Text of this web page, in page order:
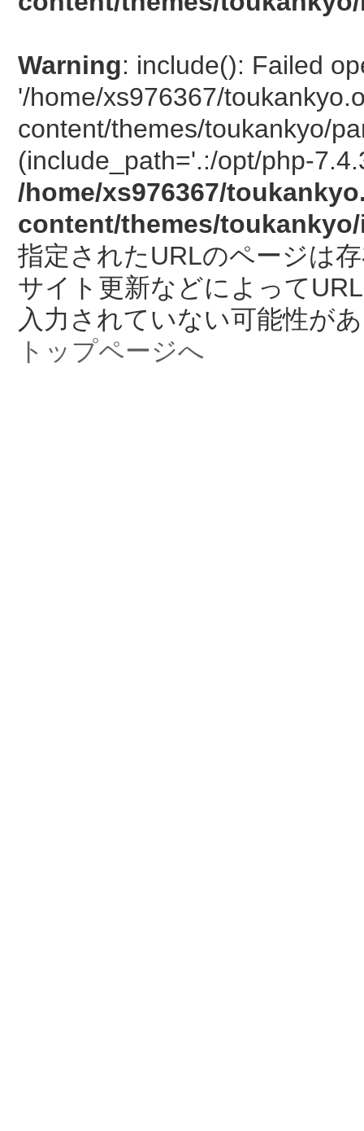
Warning: include(): Failed
'/home/xs976367/
content/themes/toukankyo/
(include_path='.:/opt/php-
/home/xs976367/
content/themes/
指定されたURLのページは
サイト更新などによって
入力されていない可能性が
トップページへ